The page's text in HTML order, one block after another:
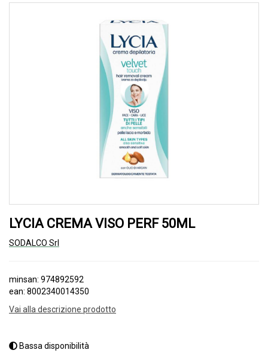
LYCIA CREMA VISO PERF 50ML
SODALCO Srl
minsan: 974892592
ean: 8002340014350
Vai alla descrizione prodotto
Bassa disponibilità